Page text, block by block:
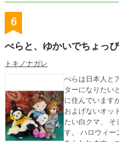
るかと思いま
いますこと、心より感
ください。
6
べらと、ゆかいでちょっ
トキノナガレ
べらは日本人と
ターになりたい
に住んでいます
およげないオッ
たい白クマ、 そ
す。 ハロウィー